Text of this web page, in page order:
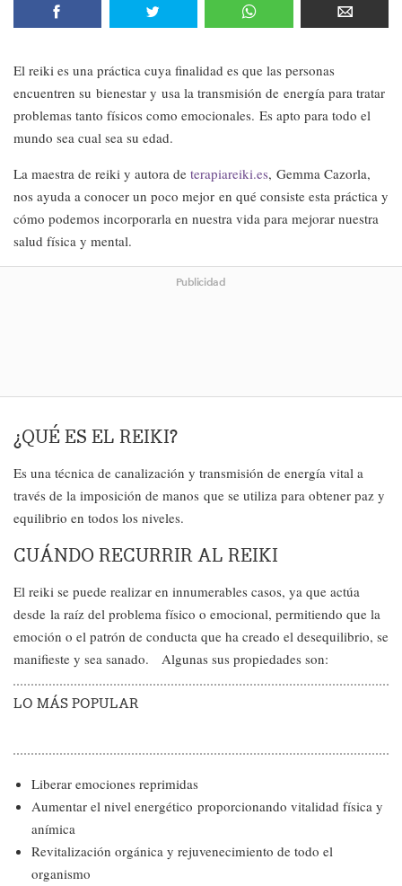
El reiki es una práctica cuya finalidad es que las personas
encuentren su bienestar y usa la transmisión de energía para tratar
problemas tanto físicos como emocionales. Es apto para todo el
mundo sea cual sea su edad.
La maestra de reiki y autora de terapiareiki.es, Gemma Cazorla,
nos ayuda a conocer un poco mejor en qué consiste esta práctica y
cómo podemos incorporarla en nuestra vida para mejorar nuestra
salud física y mental.
Publicidad
¿QUÉ ES EL REIKI?
Es una técnica de canalización y transmisión de energía vital a
través de la imposición de manos que se utiliza para obtener paz y
equilibrio en todos los niveles.
CUÁNDO RECURRIR AL REIKI
El reiki se puede realizar en innumerables casos, ya que actúa
desde la raíz del problema físico o emocional, permitiendo que la
emoción o el patrón de conducta que ha creado el desequilibrio, se
manifieste y sea sanado. Algunas sus propiedades son:
LO MÁS POPULAR
Liberar emociones reprimidas
Aumentar el nivel energético proporcionando vitalidad física y
anímica
Revitalización orgánica y rejuvenecimiento de todo el
organismo